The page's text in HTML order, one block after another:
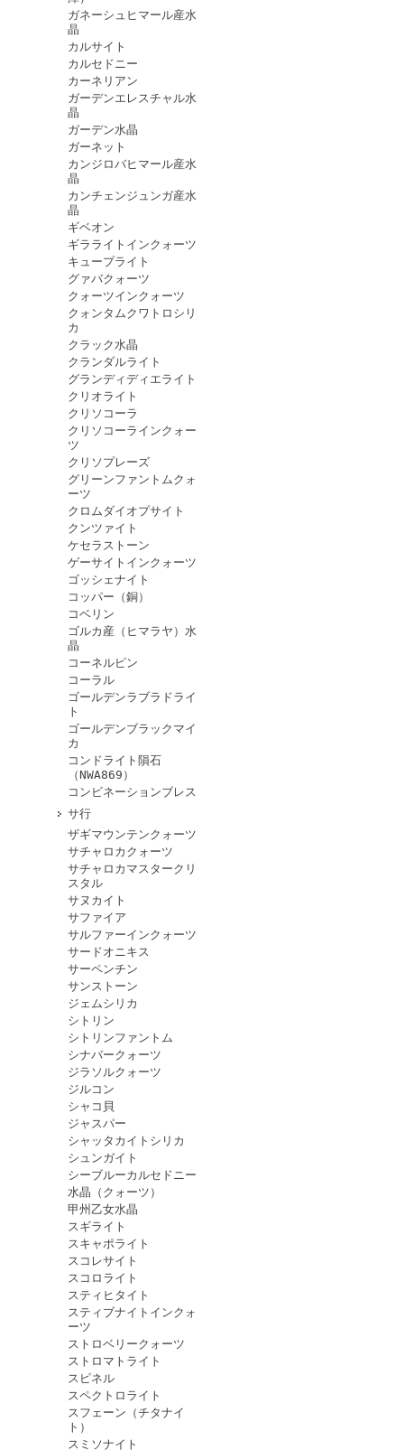
ガネーシュヒマール産水
晶
カルサイト
カルセドニー
カーネリアン
ガーデンエレスチャル水
晶
ガーデン水晶
ガーネット
カンジロバヒマール産水
晶
カンチェンジュンガ産水
晶
ギベオン
ギラライトインクォーツ
キュープライト
グァバクォーツ
クォーツインクォーツ
クォンタムクワトロシリ
カ
クラック水晶
クランダルライト
グランディディエライト
クリオライト
クリソコーラ
クリソコーラインクォー
ツ
クリソプレーズ
グリーンファントムクォ
ーツ
クロムダイオプサイト
クンツァイト
ケセラストーン
ゲーサイトインクォーツ
ゴッシェナイト
コッパー（銅）
コベリン
ゴルカ産（ヒマラヤ）水
晶
コーネルピン
コーラル
ゴールデンラブラドライ
ト
ゴールデンブラックマイ
カ
コンドライト隕石
（NWA869）
コンビネーションブレス
サ行
ザギマウンテンクォーツ
サチャロカクォーツ
サチャロカマスタークリ
スタル
サヌカイト
サファイア
サルファーインクォーツ
サードオニキス
サーペンチン
サンストーン
ジェムシリカ
シトリン
シトリンファントム
シナバークォーツ
ジラソルクォーツ
ジルコン
シャコ貝
ジャスパー
シャッタカイトシリカ
シュンガイト
シーブルーカルセドニー
水晶（クォーツ）
甲州乙女水晶
スギライト
スキャポライト
スコレサイト
スコロライト
スティヒタイト
スティブナイトインクォ
ーツ
ストロベリークォーツ
ストロマトライト
スピネル
スペクトロライト
スフェーン（チタナイ
ト）
スミソナイト